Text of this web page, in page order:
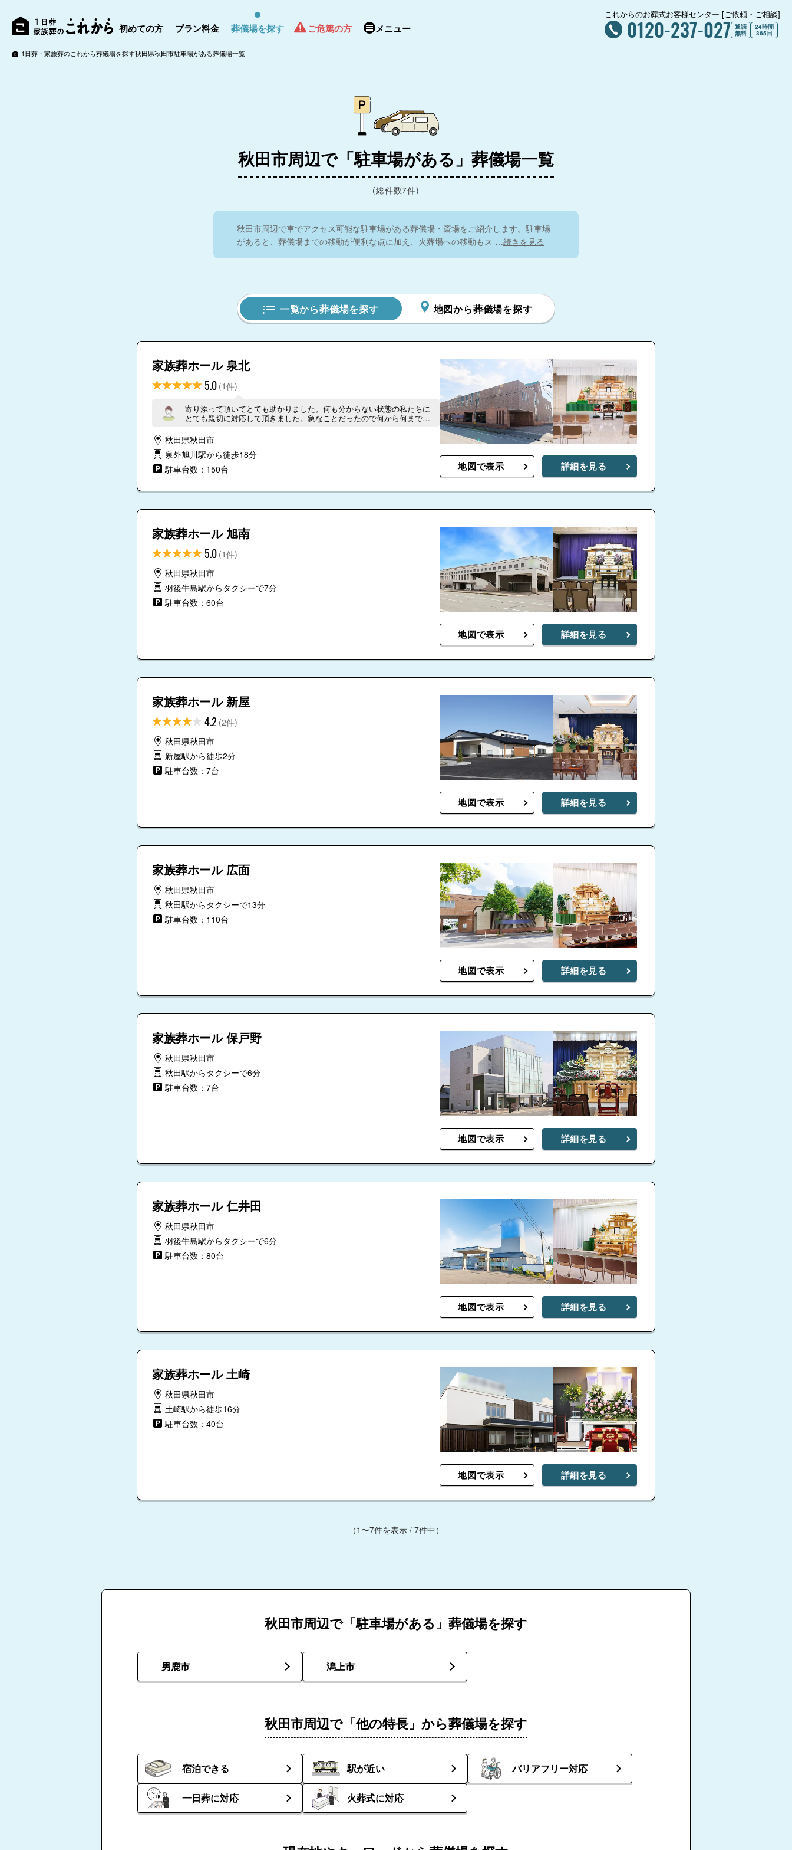
初めての方 プラン料金 葬儀場を探す ご危篤の方 メニュー
これからのお葬式お客様センター [ご依頼・ご相談]
0120-237-027 通話
無料
24時間
365日
1日葬・家族葬のこれから葬儀場を探す秋田県秋田市駐車場がある葬儀場一覧
秋田市周辺で「駐車場がある」葬儀場一覧
(総件数7件)
秋田市周辺で車でアクセス可能な駐車場がある葬儀場・斎場をご紹介します。駐車場
があると、葬儀場までの移動が便利な点に加え、火葬場への移動もス …続きを見る
一覧から葬儀場を探す 地図から葬儀場を探す
家族葬ホール 泉北
5.0 (1件)
寄り添って頂いてとても助かりました。何も分からない状態の私たちに
とても親切に対応して頂きました。急なことだったので何から何までし
してもし切れません。家族一同代表して感謝申し上げます。
秋田県秋田市
泉外旭川駅から徒歩18分
駐車台数：150台
地図で表示 詳細を見る
家族葬ホール 旭南
5.0 (1件)
秋田県秋田市
羽後牛島駅からタクシーで7分
駐車台数：60台
地図で表示 詳細を見る
家族葬ホール 新屋
4.2 (2件)
秋田県秋田市
新屋駅から徒歩2分
駐車台数：7台
地図で表示 詳細を見る
家族葬ホール 広面
秋田県秋田市
秋田駅からタクシーで13分
駐車台数：110台
地図で表示 詳細を見る
家族葬ホール 保戸野
秋田県秋田市
秋田駅からタクシーで6分
駐車台数：7台
地図で表示 詳細を見る
家族葬ホール 仁井田
秋田県秋田市
羽後牛島駅からタクシーで6分
駐車台数：80台
地図で表示 詳細を見る
家族葬ホール 土崎
秋田県秋田市
土崎駅から徒歩16分
駐車台数：40台
地図で表示 詳細を見る
（1〜7件を表示 / 7件中）
秋田市周辺で「駐車場がある」葬儀場を探す
男鹿市 潟上市
秋田市周辺で「他の特長」から葬儀場を探す
宿泊できる 駅が近い バリアフリー対応
一日葬に対応 火葬式に対応